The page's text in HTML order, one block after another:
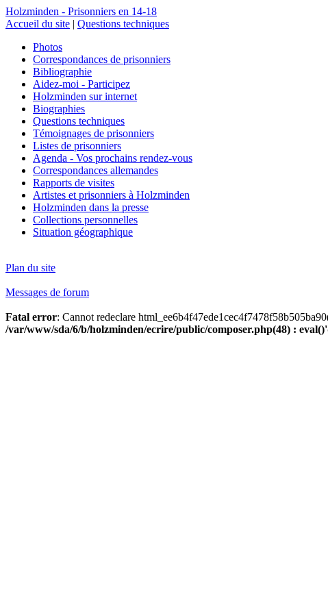
Holzminden - Prisonniers en 14-18
Accueil du site | Questions techniques
Photos
Correspondances de prisonniers
Bibliographie
Aidez-moi - Participez
Holzminden sur internet
Biographies
Questions techniques
Témoignages de prisonniers
Listes de prisonniers
Agenda - Vos prochains rendez-vous
Correspondances allemandes
Rapports de visites
Artistes et prisonniers à Holzminden
Holzminden dans la presse
Collections personnelles
Situation géographique
Plan du site
Messages de forum
Fatal error: Cannot redeclare
/var/www/sda/6/b/holzminden/ecrire/public/composer.php(48) :